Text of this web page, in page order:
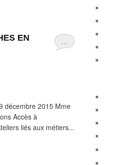
…
EN
décembre 2015 Mme
Accès à
liés aux métiers...